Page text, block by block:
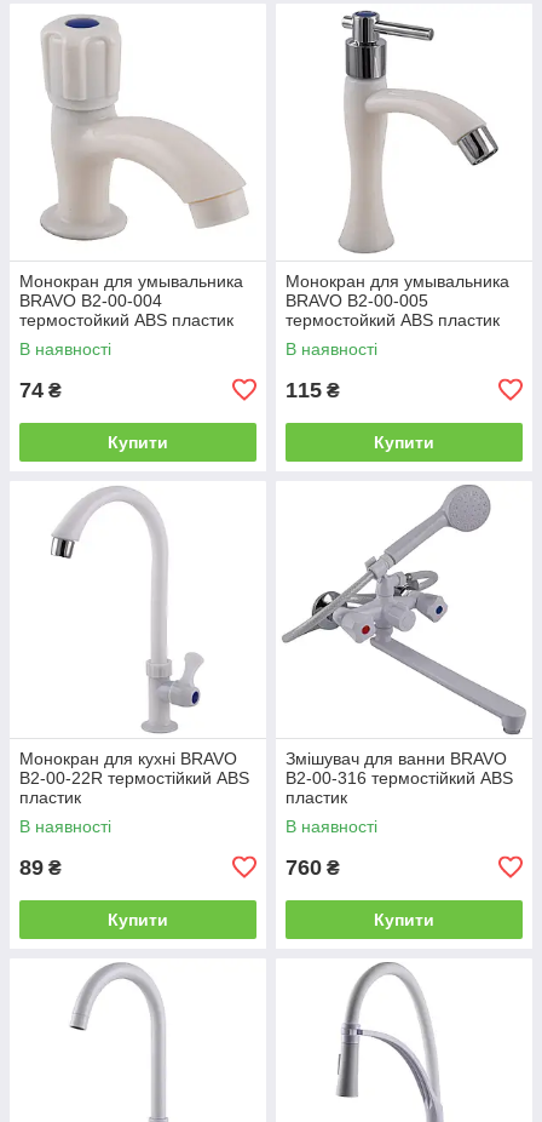
Монокран для умывальника
BRAVO B2-00-004
термостойкий ABS пластик
В наявності
74 ₴
Купити
Монокран для умывальника
BRAVO B2-00-005
термостойкий ABS пластик
В наявності
115 ₴
Купити
Монокран для кухні BRAVO
B2-00-22R термостійкий ABS
пластик
В наявності
89 ₴
Купити
Змішувач для ванни BRAVO
B2-00-316 термостійкий ABS
пластик
В наявності
760 ₴
Купити